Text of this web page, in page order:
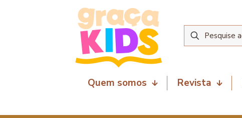
Quem somos Revista